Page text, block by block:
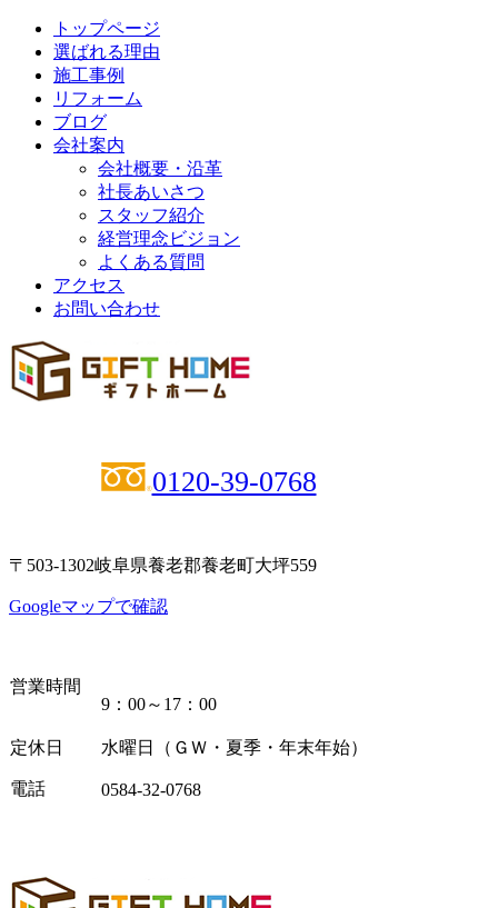
トップページ
選ばれる理由
施工事例
リフォーム
ブログ
会社案内
会社概要・沿革
社長あいさつ
スタッフ紹介
経営理念ビジョン
よくある質問
アクセス
お問い合わせ
0120-39-0768
〒503-1302岐阜県養老郡養老町大坪559
Googleマップで確認
営業時間
9：00～17：00
定休日 水曜日（ＧＷ・夏季・年末年始）
電話 0584-32-0768